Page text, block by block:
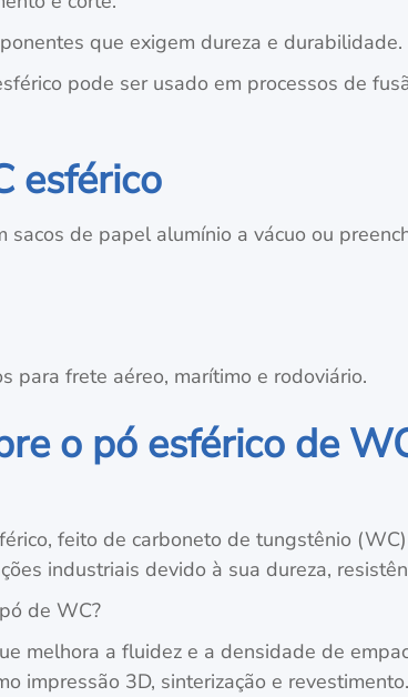
que exigem dureza e durabilidade.
pode ser usado em processos de
esférico
de papel alumínio a vácuo ou
para frete aéreo, marítimo e rodoviário.
o pó esférico de
feito de carboneto de tungstênio
industriais devido à sua dureza,
de WC?
melhora a fluidez e a densidade de
impressão 3D, sinterização e